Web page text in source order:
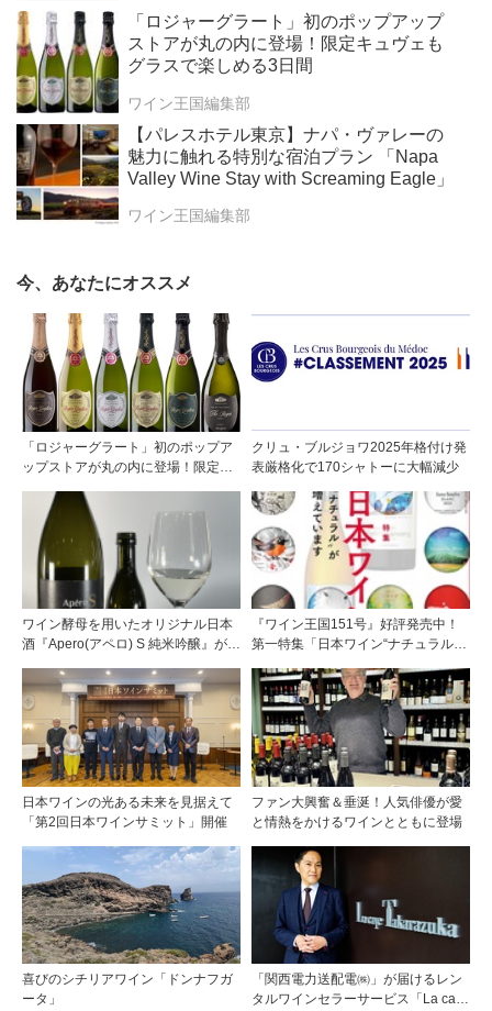
「ロジャーグラート」初のポップアップ
ストアが丸の内に登場！限定キュヴェも
グラスで楽しめる3日間
ワイン王国編集部
【パレスホテル東京】ナパ・ヴァレーの
魅力に触れる特別な宿泊プラン 「Napa
Valley Wine Stay with Screaming Eagle」
ワイン王国編集部
今、あなたにオススメ
「ロジャーグラート」初のポップア
ップストアが丸の内に登場！限定キ
クリュ・ブルジョワ2025年格付け発
表厳格化で170シャトーに大幅減少
ワイン酵母を用いたオリジナル日本
酒『Apero(アペロ) S 純米吟醸』が発
『ワイン王国151号』好評発売中！
第一特集「日本ワイン“ナチュラルが
す キアンティ・クラッシコ グラン・
セレツィオーネの魅力」新連載 映画
とワインのマリアージュを探る「今
夜の1本、今夜の1杯
日本ワインの光ある未来を見据えて
「第2回日本ワインサミット」開催
ファン大興奮＆垂涎！人気俳優が愛
と情熱をかけるワインとともに登場
喜びのシチリアワイン「ドンナフガ
ータ」
「関西電力送配電㈱」が届けるレン
タルワインセラーサービス「La cave